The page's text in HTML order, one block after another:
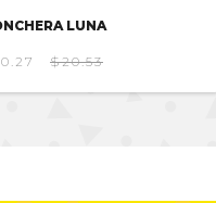
LUNA
$20.53